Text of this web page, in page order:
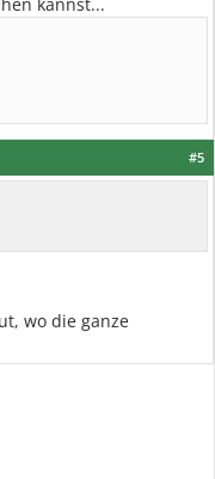
#5
wo die ganze